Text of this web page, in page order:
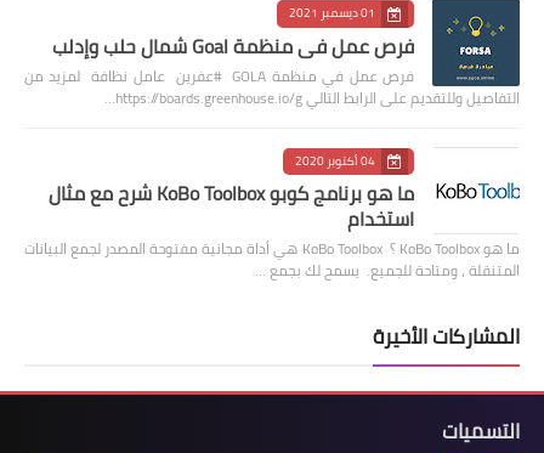
01 ديسمبر 2021
فرص عمل في منظمة Goal شمال حلب وإدلب
فرص عمل في منظمة GOLA #عفرين عامل نظافة لمزيد من
التفاصيل وللتقديم على الرابط التالي https://boards.greenhouse.io/g…
04 أكتوبر 2020
ما هو برنامج كوبو KoBo Toolbox شرح مع مثال
استخدام
ما هو KoBo Toolbox ؟ KoBo Toolbox هي أداة مجانية مفتوحة المصدر لجمع البيانات
المتنقلة ، ومتاحة للجميع. يسمح لك بجمع …
المشاركات الأخيرة
التسميات